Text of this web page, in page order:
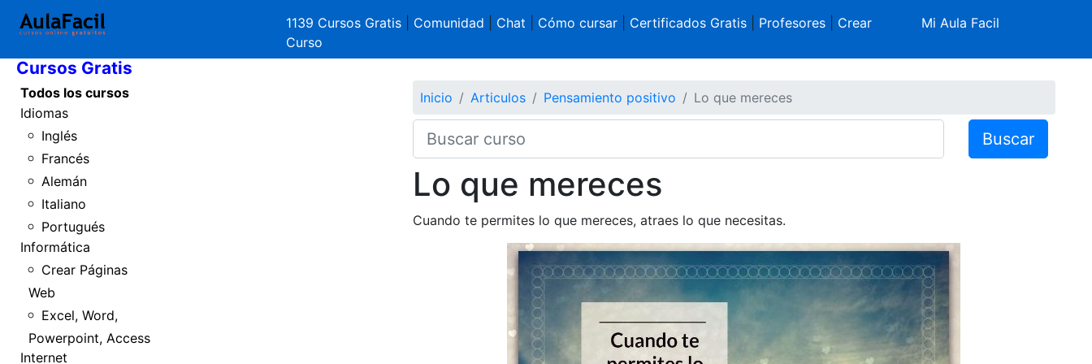
1139 Cursos Gratis Comunidad Chat Cómo cursar| Certificados Gratis| Profesores| Crear
Curso
Mi Aula Facil
Inicio
Cursos Gratis
Todos los cursos
Idiomas
Inglés
Francés
Alemán
Italiano
Portugués
Informática
Crear Páginas
Web
Excel, Word,
Powerpoint, Access
Internet
Inicio Articulos Pensamiento positivo Lo que mereces
Buscar
Lo que mereces
Cuando te permites lo que mereces, atraes lo que necesitas.